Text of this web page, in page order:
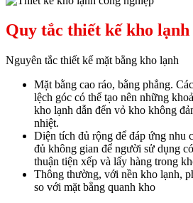
Quy tắc thiết kế kho lạnh
Nguyên tắc thiết kế mặt bằng kho lạnh
Mặt bằng cao ráo, bằng phẳng.
lệch góc có thể tạo nên những
kho lạnh dẫn đến vỏ kho không
nhiệt.
Diện tích đủ rộng để đáp ứng nhu
đủ không gian để người sử dụng
thuận tiện xếp và lấy hàng trong
Thông thường, với nền kho lạnh,
so với mặt bằng quanh kho